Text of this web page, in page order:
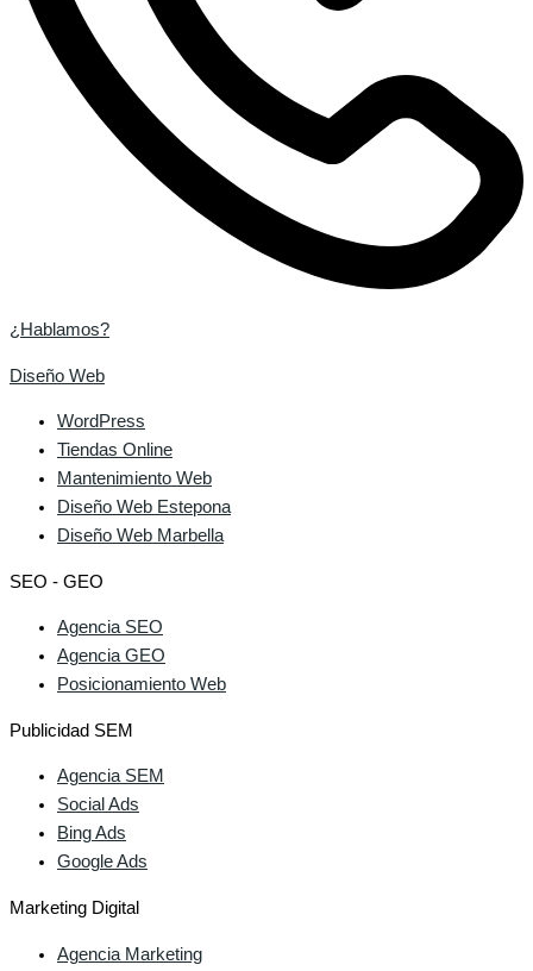
¿Hablamos?
Diseño Web
WordPress
Tiendas Online
Mantenimiento Web
Diseño Web Estepona
Diseño Web Marbella
SEO - GEO
Agencia SEO
Agencia GEO
Posicionamiento Web
Publicidad SEM
Agencia SEM
Social Ads
Bing Ads
Google Ads
Marketing Digital
Agencia Marketing